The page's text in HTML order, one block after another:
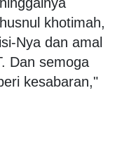
khotimah,
Nya dan amal
Dan semoga
kesabaran,"